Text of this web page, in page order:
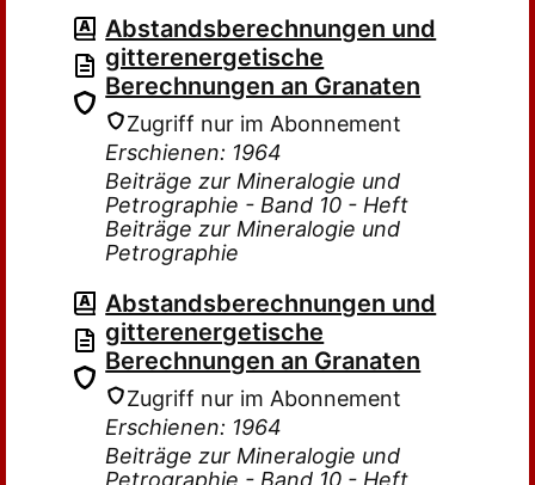
Abstandsberechnungen und
gitterenergetische
Berechnungen an Granaten
Zugriff nur im Abonnement
Erschienen: 1964
Beiträge zur Mineralogie und
Petrographie - Band 10 - Heft
Beiträge zur Mineralogie und
Petrographie
Abstandsberechnungen und
gitterenergetische
Berechnungen an Granaten
Zugriff nur im Abonnement
Erschienen: 1964
Beiträge zur Mineralogie und
Petrographie - Band 10 - Heft